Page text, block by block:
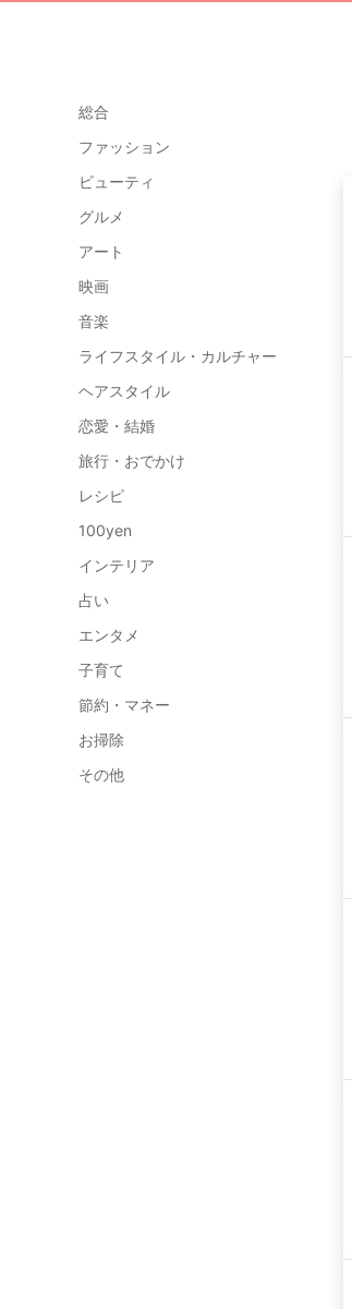
総合
ファッション
ビューティ
グルメ
アート
映画
音楽
ライフスタイル・カルチャー
ヘアスタイル
恋愛・結婚
旅行・おでかけ
レシピ
100yen
インテリア
占い
エンタメ
子育て
節約・マネー
お掃除
その他